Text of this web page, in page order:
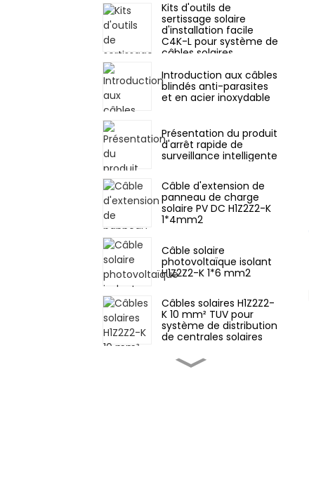
Kits d'outils de
sertissage solaire
d'installation facile
C4K-L pour système de
câbles solaires
Ensemble d'outils à
main
Introduction aux câbles
blindés anti-parasites
et en acier inoxydable
Présentation du produit
d'arrêt rapide de
surveillance intelligente
Câble d'extension de
panneau de charge
solaire PV DC H1Z2Z2-K
1*4mm2
Câble solaire
photovoltaïque isolant
H1Z2Z2-K 1*6 mm2
Câbles solaires H1Z2Z2-
K 10 mm² TUV pour
système de distribution
de centrales solaires
Vente à chaud XLPO de